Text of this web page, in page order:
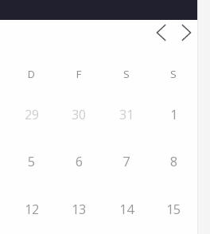
D F S S
29 30 31 1
5 6 7 8
12 13 14 15